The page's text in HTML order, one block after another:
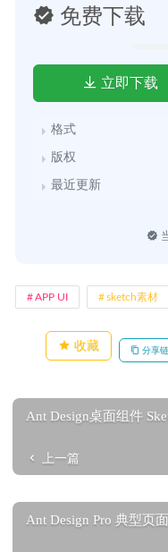
免费下载
立即下载
格式
版权
最近更新
APP UI sketch素材
收藏 分享
Ant Design桌面组件
上一篇
Ant Design Pro 典型页